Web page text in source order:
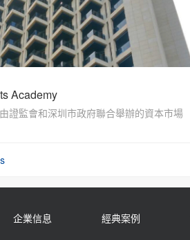
Academy
證監會和深圳市政府聯合舉辦的資本市場
企業信息 經典案例